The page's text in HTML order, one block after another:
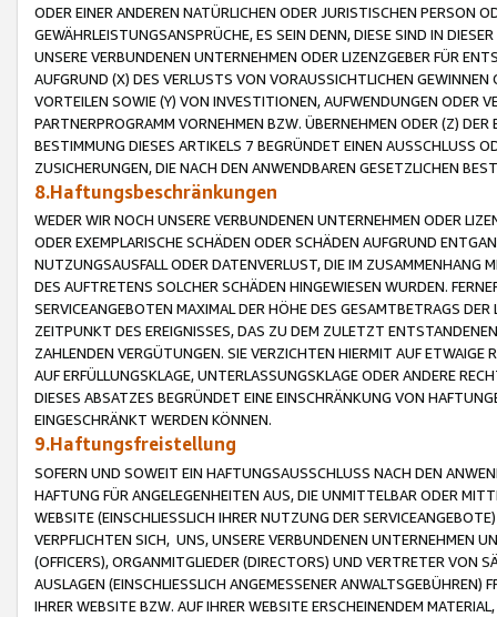
ODER EINER ANDEREN NATÜRLICHEN ODER JURISTISCHEN PERSON
GEWÄHRLEISTUNGSANSPRÜCHE, ES SEIN DENN, DIESE SIND IN
UNSERE VERBUNDENEN UNTERNEHMEN ODER LIZENZGEBER FÜR
AUFGRUND (X) DES VERLUSTS VON VORAUSSICHTLICHEN
VORTEILEN SOWIE (Y) VON INVESTITIONEN, AUFWENDUNGEN ODER
PARTNERPROGRAMM VORNEHMEN BZW. ÜBERNEHMEN ODER (Z)
BESTIMMUNG DIESES ARTIKELS 7 BEGRÜNDET EINEN AUSSCHLUSS
ZUSICHERUNGEN, DIE NACH DEN ANWENDBAREN GESETZLICHEN
8.Haftungsbeschränkungen
WEDER WIR NOCH UNSERE VERBUNDENEN UNTERNEHMEN ODER
ODER EXEMPLARISCHE SCHÄDEN ODER SCHÄDEN AUFGRUND
NUTZUNGSAUSFALL ODER DATENVERLUST, DIE IM ZUSAMMENHANG
DES AUFTRETENS SOLCHER SCHÄDEN HINGEWIESEN WURDEN.
SERVICEANGEBOTEN MAXIMAL DER HÖHE DES GESAMTBETRAGS
ZEITPUNKT DES EREIGNISSES, DAS ZU DEM ZULETZT
ZAHLENDEN VERGÜTUNGEN. SIE VERZICHTEN HIERMIT AUF
AUF ERFÜLLUNGSKLAGE, UNTERLASSUNGSKLAGE ODER ANDERE
DIESES ABSATZES BEGRÜNDET EINE EINSCHRÄNKUNG VON
EINGESCHRÄNKT WERDEN KÖNNEN.
9.Haftungsfreistellung
SOFERN UND SOWEIT EIN HAFTUNGSAUSSCHLUSS NACH DEN
HAFTUNG FÜR ANGELEGENHEITEN AUS, DIE UNMITTELBAR ODER
WEBSITE (EINSCHLIESSLICH IHRER NUTZUNG DER
VERPFLICHTEN SICH, UNS, UNSERE VERBUNDENEN UNTERNEHMEN
(OFFICERS), ORGANMITGLIEDER (DIRECTORS) UND VERTRETER VON
AUSLAGEN (EINSCHLIESSLICH ANGEMESSENER
IHRER WEBSITE BZW. AUF IHRER WEBSITE ERSCHEINENDEM